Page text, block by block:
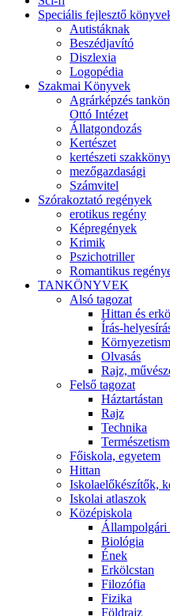
Speciális fejlesztő
Autistáknak
Beszédjavító
Diszlexia
Logopédia
Szakmai Könyvek
Agrárképzés
Ottó Intézet
Állatgondozás
Kertészet
kertészeti
mezőgazdasági
Számvitel
Szórakoztató regények
erotikus regény
Képregények
Krimik
Pszichotriller
Romantikus
TANKÖNYVEK
Alsó tagozat
Hittan és
Írás-
Olvasás
Rajz,
Felső tagozat
Háztartástan
Rajz
Technika
Főiskola, egyetem
Hittan
Iskolaelőkészítők,
Iskolai atlaszok
Középiskola
Állampolgári
Biológia
Ének
Erkölcstan
Filozófia
Fizika
Földrajz